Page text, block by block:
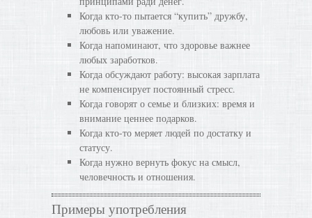
Когда кто-то пытается “купить” дружбу,
любовь или уважение.
Когда напоминают, что здоровье важнее
любых заработков.
Когда обсуждают работу: высокая зарплата
не компенсирует постоянный стресс.
Когда говорят о семье и близких: время и
внимание ценнее подарков.
Когда кто-то меряет людей по достатку и
статусу.
Когда нужно вернуть фокус на смысл,
человечность и отношения.
Примеры употребления